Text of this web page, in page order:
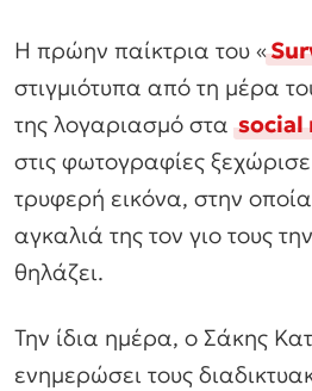
Η πρώην παίκτρια του «
στιγμιότυπα από τη μέρα
της λογαριασμό σταsocial
στις φωτογραφίες ξεχώρισε
τρυφερή εικόνα, στην
αγκαλιά της τον γιο τους
θηλάζει.
Την ίδια ημέρα, ο Σάκης
ενημερώσει τους